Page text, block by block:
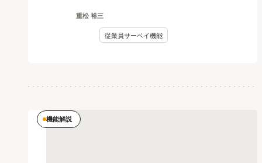
重松 裕三
従業員サーベイ機能
機能解説